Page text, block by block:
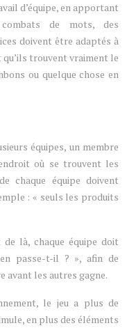
d’équipe, en apportant
de mots, des
doivent être adaptés à
qu’ils trouvent vraiment le
ou quelque chose en
équipes, un membre
où se trouvent les
chaque équipe doivent
: « seuls les produits
là, chaque équipe doit
passe-t-il ? », afin de
avant les autres gagne.
le jeu a plus de
en plus des éléments